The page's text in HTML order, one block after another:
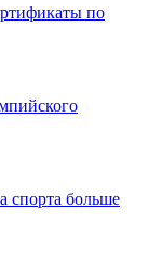
по
спорта больше